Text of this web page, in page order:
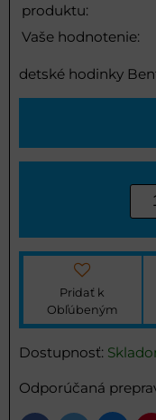
produktu:
Vaše hodnotenie:
detské hodinky
Pridať k
Obľúbeným
Dostupnosť: